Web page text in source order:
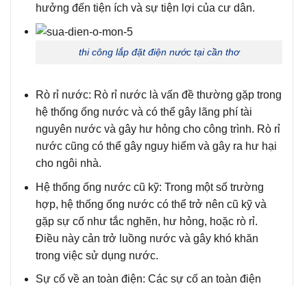
hưởng đến tiện ích và sự tiện lợi của cư dân.
thi công lắp đặt điện nước tại cần thơ
Rò rỉ nước: Rò rỉ nước là vấn đề thường gặp trong
hệ thống ống nước và có thể gây lãng phí tài
nguyên nước và gây hư hỏng cho công trình. Rò rỉ
nước cũng có thể gây nguy hiểm và gây ra hư hại
cho ngôi nhà.
Hệ thống ống nước cũ kỹ: Trong một số trường
hợp, hệ thống ống nước có thể trở nên cũ kỹ và
gặp sự cố như tắc nghẽn, hư hỏng, hoặc rò rỉ.
Điều này cản trở luồng nước và gây khó khăn
trong việc sử dụng nước.
Sự cố về an toàn điện: Các sự cố an toàn điện